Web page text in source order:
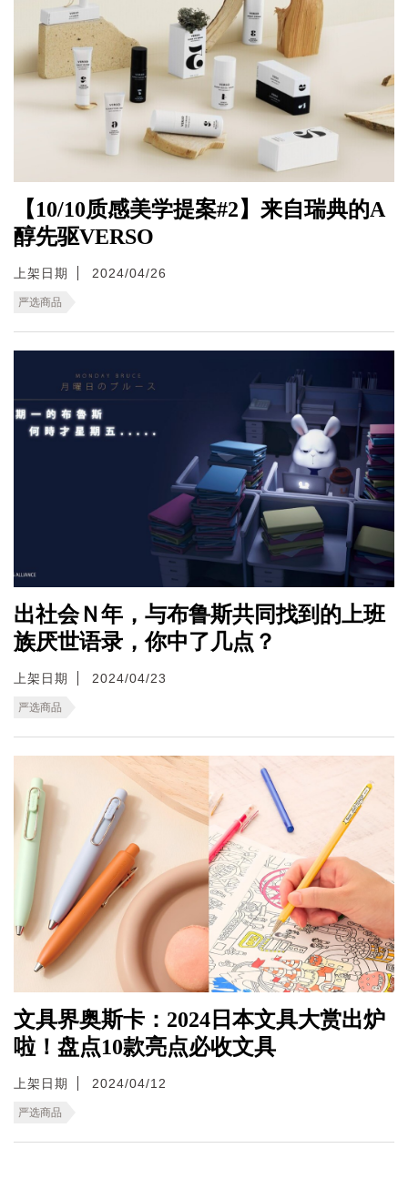
【10/10质感美学提案#2】来自瑞典的A
醇先驱VERSO
上架日期 2024/04/26
严选商品
出社会Ｎ年，与布鲁斯共同找到的上班
族厌世语录，你中了几点？
上架日期 2024/04/23
严选商品
文具界奥斯卡：2024日本文具大赏出炉
啦！盘点10款亮点必收文具
上架日期 2024/04/12
严选商品